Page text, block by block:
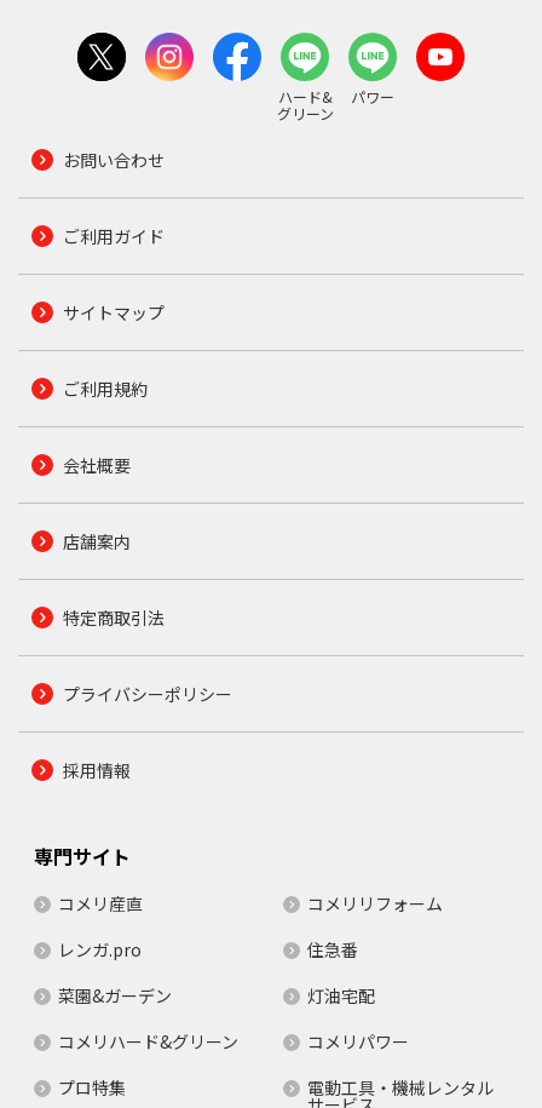
ハード&
グリーン
パワー
お問い合わせ
ご利用ガイド
サイトマップ
ご利用規約
会社概要
店舗案内
特定商取引法
プライバシーポリシー
採用情報
専門サイト
コメリ産直
コメリリフォーム
レンガ.pro
住急番
菜園&ガーデン
灯油宅配
コメリハード&グリーン
コメリパワー
プロ特集
電動工具・機械レンタル